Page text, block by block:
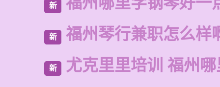
新
新 福州琴行兼职怎么样
新 尤克里里培训 福州